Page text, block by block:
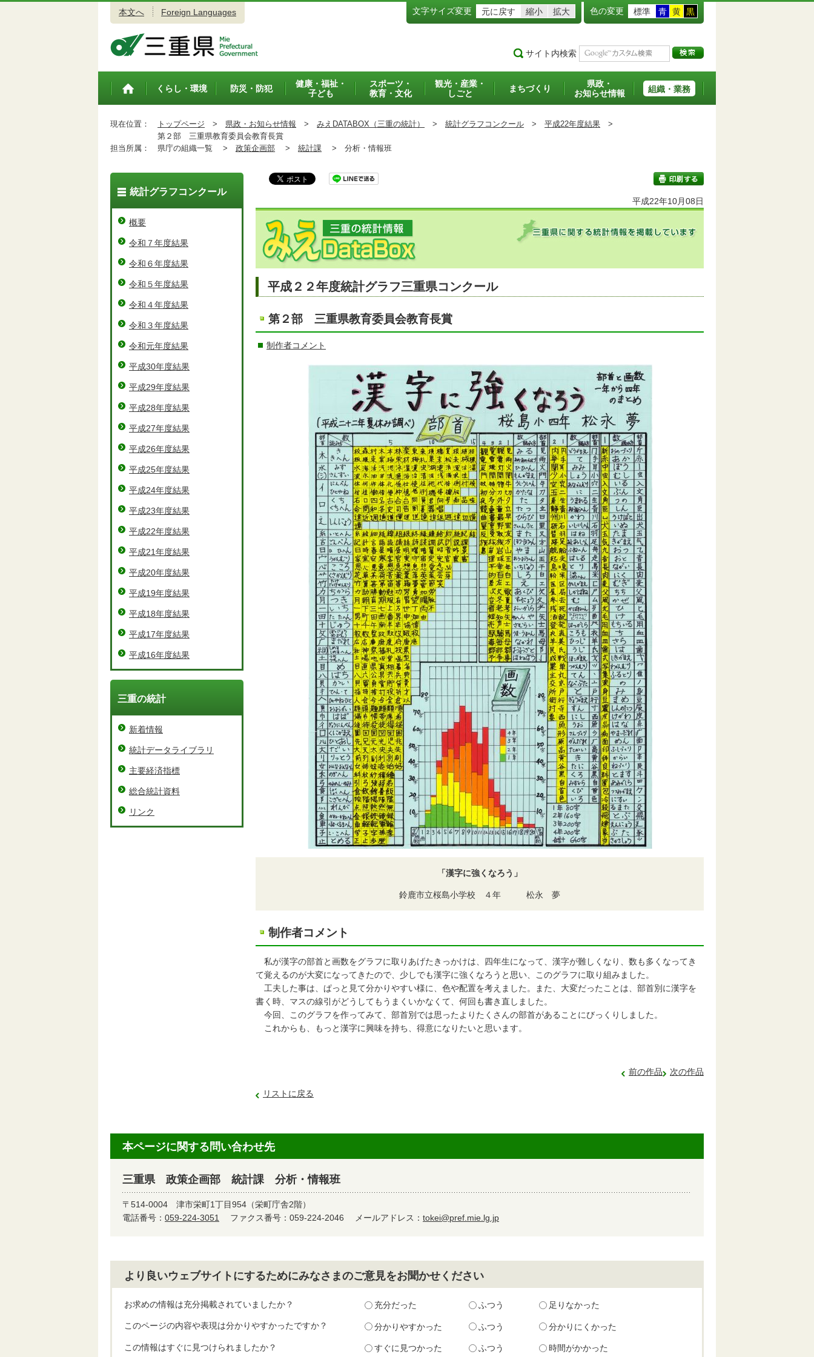
本文へ Foreign Languages 文字サイズ変更 元に戻す 縮小 拡大 色の変更 標準 青 黄 黒
サイト内検索
トップペ
くらし・環境 防災・防犯
健康・福祉・
子ども
スポーツ・
教育・文化
観光・産業・
しごと
まちづくり
県政・
お知らせ情報
組織・業務
現在位置： トップページ > 県政・お知らせ情報 > みえDATABOX（三重の統計） > 統計グラフコンクール > 平成22年度結果 >
第２部 三重県教育委員会教育長賞
担当所属：
県庁の組織一覧 > 政策企画部 > 統計課 > 分析・情報班
印刷する
平成22年10月08日
平成２２年度統計グラフ三重県コンクール
第２部 三重県教育委員会教育長賞
制作者コメント
「漢字に強くなろう」
鈴鹿市立桜島小学校 ４年 松永 夢
制作者コメント
私が漢字の部首と画数をグラフに取りあげたきっかけは、四年生になって、漢字が難しくなり、数も多くなってき
て覚えるのが大変になってきたので、少しでも漢字に強くなろうと思い、このグラフに取り組みました。
工夫した事は、ぱっと見て分かりやすい様に、色や配置を考えました。また、大変だったことは、部首別に漢字を
書く時、マスの線引がどうしてもうまくいかなくて、何回も書き直しました。
今回、このグラフを作ってみて、部首別では思ったよりたくさんの部首があることにびっくりしました。
これからも、もっと漢字に興味を持ち、得意になりたいと思います。
前の作品 次の作品
リストに戻る
統計グラフコンクール
概要
令和７年度結果
令和６年度結果
令和５年度結果
令和４年度結果
令和３年度結果
令和元年度結果
平成30年度結果
平成29年度結果
平成28年度結果
平成27年度結果
平成26年度結果
平成25年度結果
平成24年度結果
平成23年度結果
平成22年度結果
平成21年度結果
平成20年度結果
平成19年度結果
平成18年度結果
平成17年度結果
平成16年度結果
三重の統計
新着情報
統計データライブラリ
主要経済指標
総合統計資料
リンク
本ページに関する問い合わせ先
三重県 政策企画部 統計課 分析・情報班
〒514-0004 津市栄町1丁目954（栄町庁舎2階）
電話番号： 059-224-3051 ファクス番号：059-224-2046 メールアドレス： tokei@pref.mie.lg.jp
より良いウェブサイトにするためにみなさまのご意見をお聞かせください
お求めの情報は充分掲載されていましたか？ 充分だった ふつう 足りなかった
このページの内容や表現は分かりやすかったですか？ 分かりやすかった ふつう 分かりにくかった
この情報はすぐに見つけられましたか？ すぐに見つかった ふつう 時間がかかった